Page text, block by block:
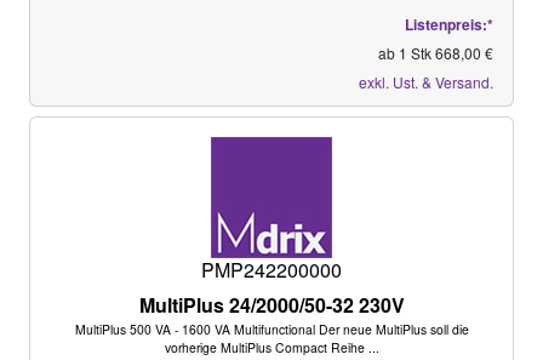
Listenpreis:*
ab 1 Stk 668,00 €
exkl. Ust. & Versand.
PMP242200000
MultiPlus 24/2000/50-32 230V
MultiPlus 500 VA - 1600 VA Multifunctional Der neue MultiPlus soll die
vorherige MultiPlus Compact Reihe ...